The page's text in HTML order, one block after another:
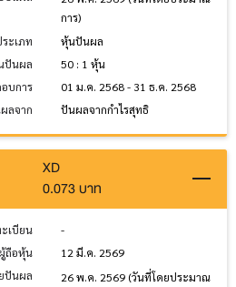
การ)
ะเภท
หุ้นปันผล
ปันผล
50 : 1 หุ้น
บการ
01 ม.ค. 2568 - 31 ธ.ค. 2568
ลจาก
ปันผลจากกำไรสุทธิ
XD
0.073 บาท
เบียน
-
ถือหุ้น
12 มี.ค. 2569
ปันผล
26 พ.ค. 2569 (วันที่โดยประมาณ